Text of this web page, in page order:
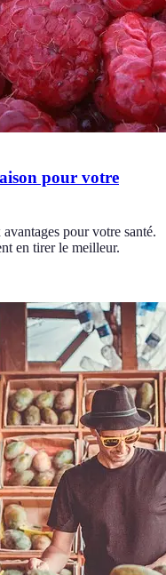
pour votre
pour votre santé.
en tirer le meilleur.